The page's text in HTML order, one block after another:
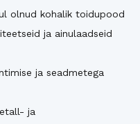
olnud kohalik toidupood
ja ainulaadseid
ja seadmetega
ja